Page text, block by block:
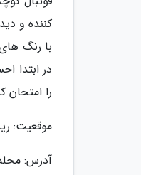
کننده و
با رنگ
در ابتدا
را امتحان
موقعیت: ریزورت لوکس سلکتوم 4
آدرس: